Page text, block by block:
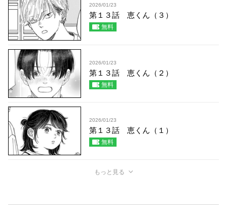
2026/01/23
第１３話 恵くん（３）
無料
2026/01/23
第１３話 恵くん（２）
無料
2026/01/23
第１３話 恵くん（１）
無料
もっと見る